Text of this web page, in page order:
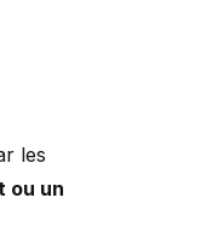
les
ou un